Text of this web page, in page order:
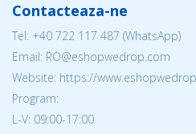
Contacteaza-ne
Tel: +40 722 117 487 (WhatsApp)
Email: RO@eshopwedrop.com
Website: https://
Program:
L-V: 09:00-17:00